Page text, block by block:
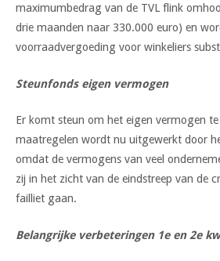
maximumbedrag van de TVL flink
drie maanden naar 330.000 euro) en
voorraadvergoeding voor winkeliers
Steunfonds eigen vermogen
Er komt steun om het eigen vermogen te
maatregelen wordt nu uitgewerkt door
omdat de vermogens van veel
zij in het zicht van de eindstreep van de
failliet gaan.
Belangrijke verbeteringen 1e en 2e